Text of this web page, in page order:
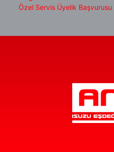
Özel Servis Üyelik Başvurusu